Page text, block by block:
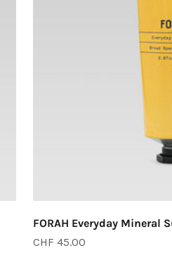
FORAH Everyday Mineral
Angebot
CHF 45.00